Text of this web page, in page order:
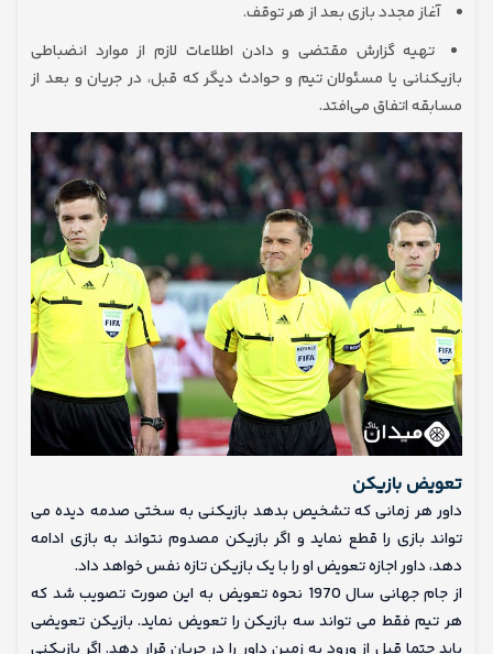
آغاز مجدد بازی بعد از هر توقف.
تهیه گزارش مقتضی و دادن اطلاعات لازم از موارد انضباطی
بازیکنانی یا مسئولان تیم و حوادث دیگر که قبل، در جریان و بعد از
مسابقه اتفاق می‌افتد.
تعویض بازیکن
داور هر زمانی که تشخیص بدهد بازیکنی به سختی صدمه دیده می
تواند بازی را قطع نماید و اگر بازیکن مصدوم نتواند به بازی ادامه
دهد، داور اجازه تعویض او را با یک بازیکن تازه نفس خواهد داد.
از جام جهانی سال 1970 نحوه تعویض به این صورت تصویب شد که
هر تیم فقط می تواند سه بازیکن را تعویض نماید. بازیکن تعویضی